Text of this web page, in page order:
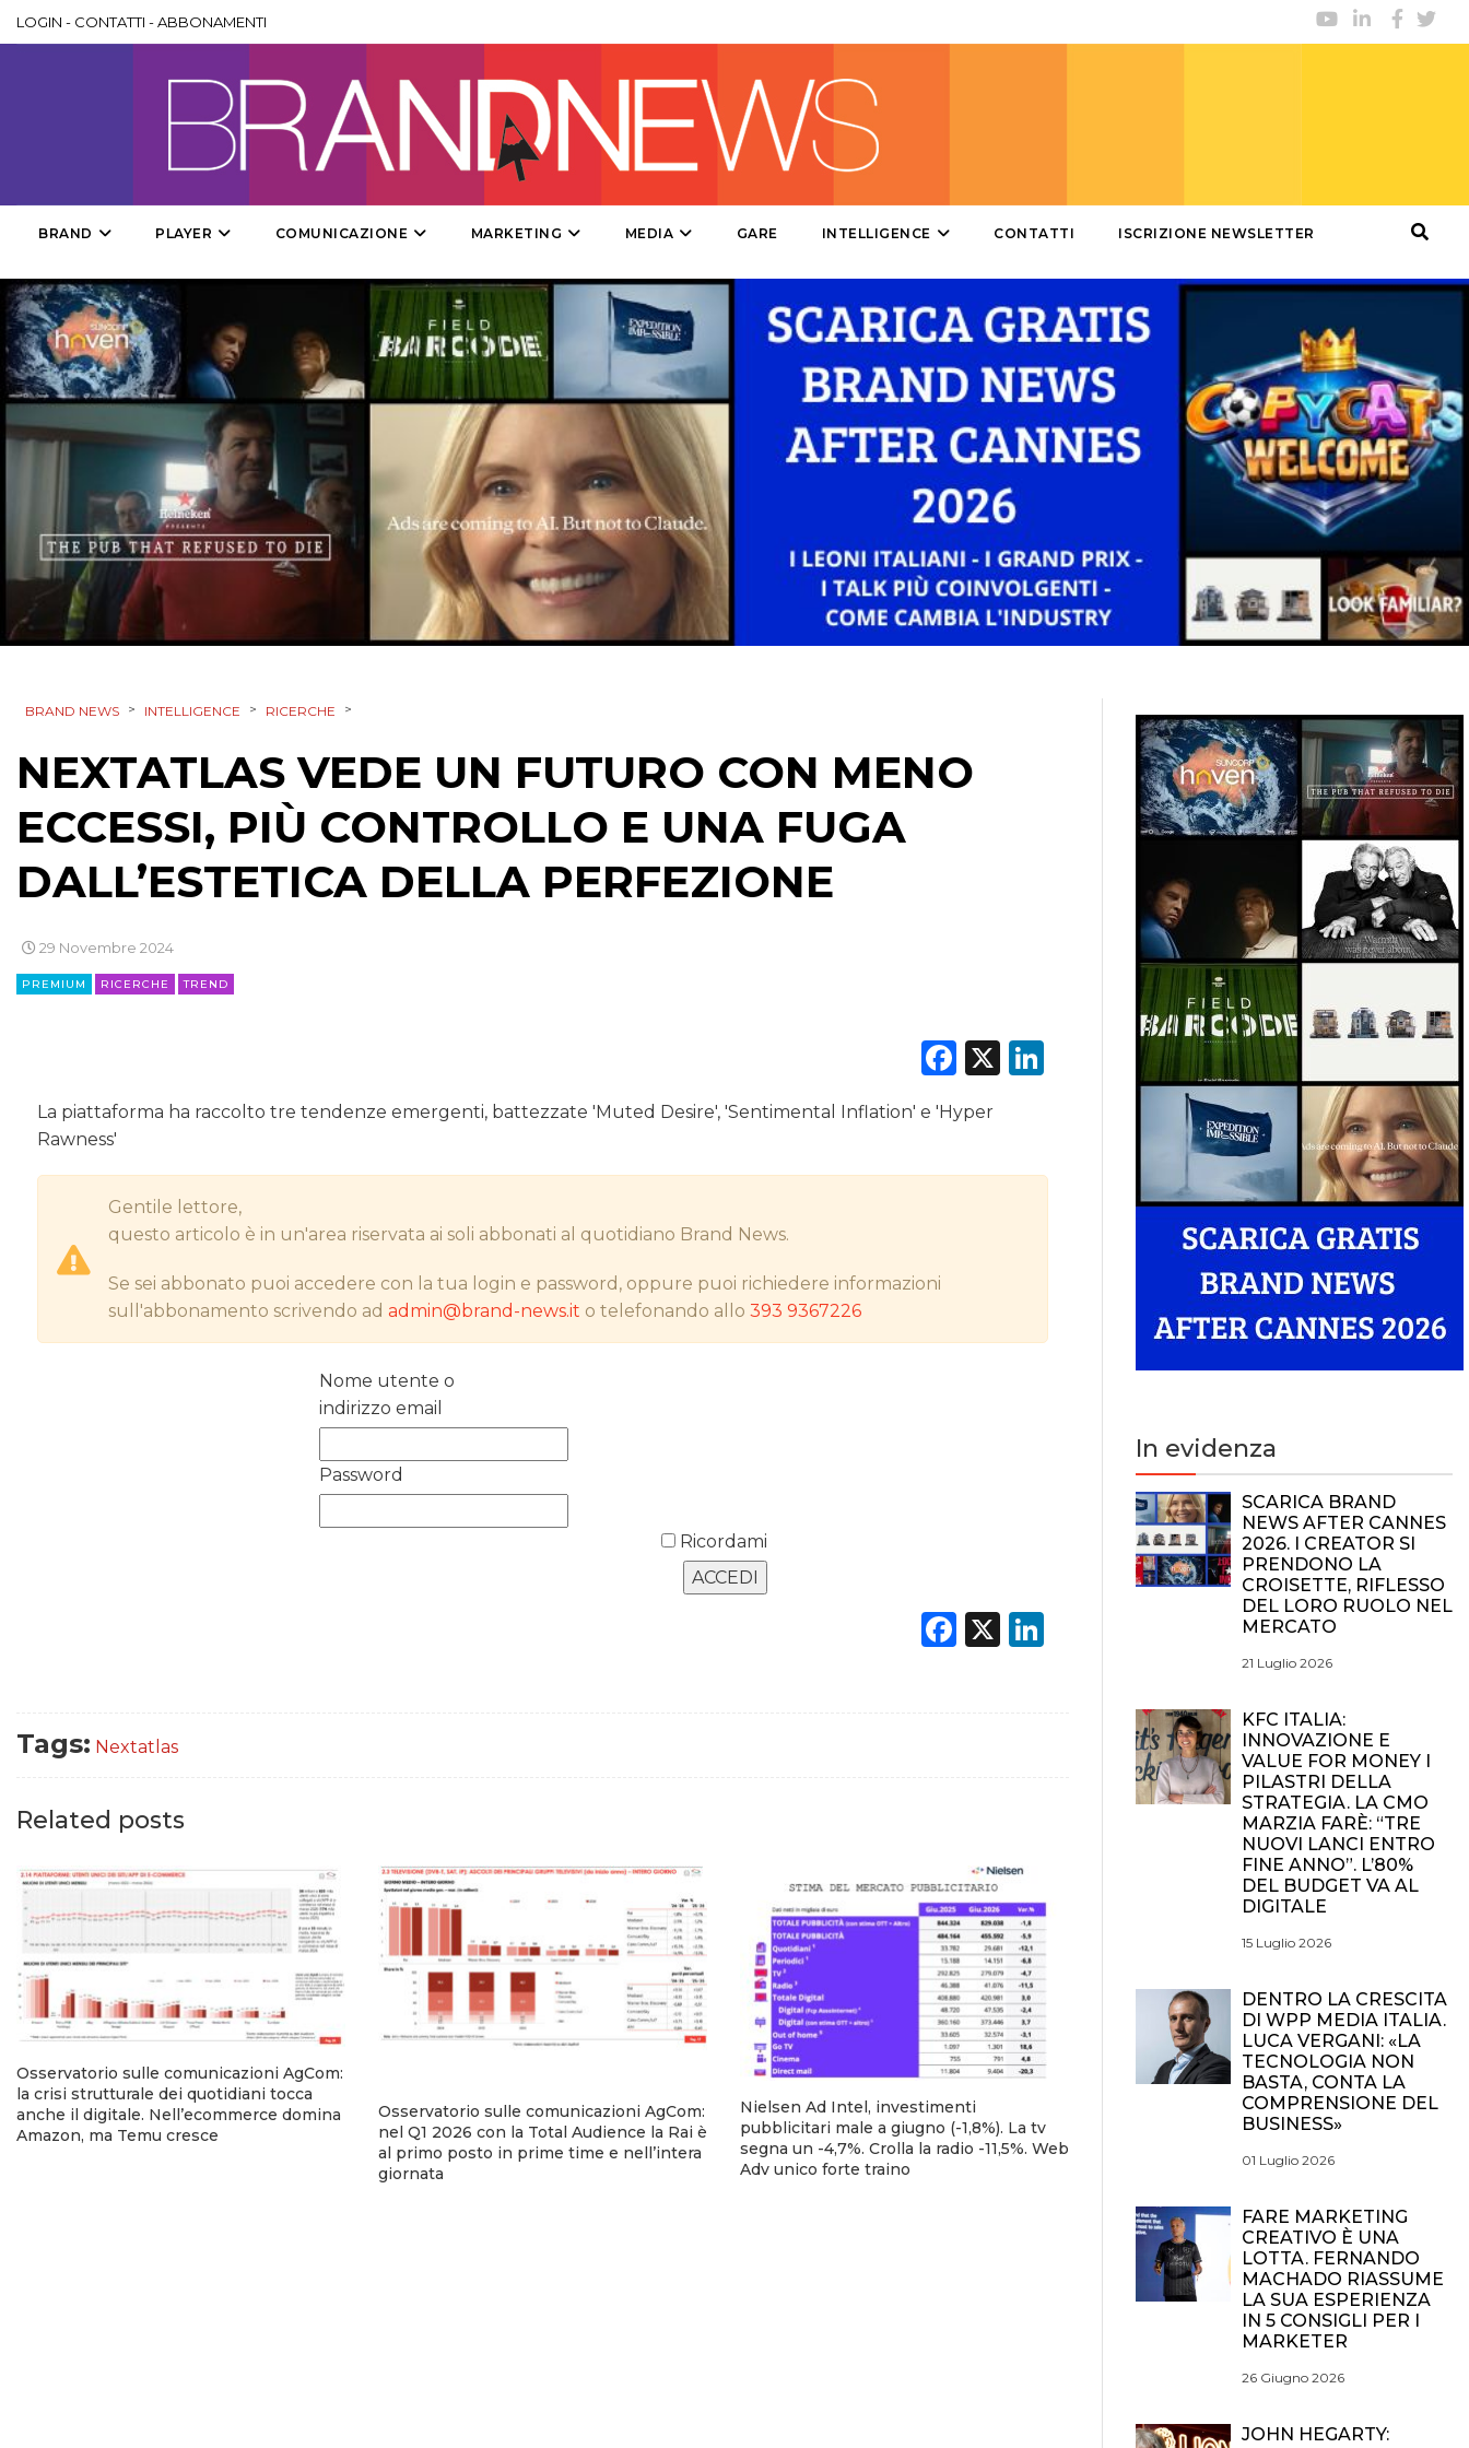
DESIGN
PUNTI VENDITA
CSR
STRATEGIE
CINEMA
NORMATIVE
TREND
LOGIN - CONTATTI -ABBONAMENTI
BRAND PLAYER COMUNICAZIONE MARKETING MEDIA GARE INTELLIGENCE CONTATTI ISCRIZIONE NEWSLETTER
BRAND NEWS > INTELLIGENCE > RICERCHE >
NEXTATLAS VEDE UN FUTURO CON MENO
ECCESSI, PIÙ CONTROLLO E UNA FUGA
DALL’ESTETICA DELLA PERFEZIONE
29 Novembre 2024
PREMIUM RICERCHE TREND
Facebook
X LinkedIn
La piattaforma ha raccolto tre tendenze emergenti, battezzate 'Muted Desire', 'Sentimental Inflation' e 'Hyper
Rawness'
Gentile lettore,
questo articolo è in un'area riservata ai soli abbonati al quotidiano Brand News.
Se sei abbonato puoi accedere con la tua login e password, oppure puoi richiedere informazioni
sull'abbonamento scrivendo adadmin@brand-news.it o telefonando allo393 9367226
Nome utente o
indirizzo email
Password
Ricordami
Facebook
X LinkedIn
Tags: Nextatlas
Related posts
Osservatorio sulle comunicazioni AgCom:
la crisi strutturale dei quotidiani tocca
anche il digitale. Nell’ecommerce domina
Amazon, ma Temu cresce
Osservatorio sulle comunicazioni AgCom:
nel Q1 2026 con la Total Audience la Rai è
al primo posto in prime time e nell’intera
giornata
Nielsen Ad Intel, investimenti
pubblicitari male a giugno (-1,8%). La tv
segna un -4,7%. Crolla la radio -11,5%. Web
Adv unico forte traino
In evidenza
SCARICA BRAND
NEWS AFTER CANNES
2026. I CREATOR SI
PRENDONO LA
CROISETTE, RIFLESSO
DEL LORO RUOLO NEL
MERCATO
21 Luglio 2026
KFC ITALIA:
INNOVAZIONE E
VALUE FOR MONEY I
PILASTRI DELLA
STRATEGIA. LA CMO
MARZIA FARÈ: “TRE
NUOVI LANCI ENTRO
FINE ANNO”. L’80%
DEL BUDGET VA AL
DIGITALE
15 Luglio 2026
DENTRO LA CRESCITA
DI WPP MEDIA ITALIA.
LUCA VERGANI: «LA
TECNOLOGIA NON
BASTA, CONTA LA
COMPRENSIONE DEL
BUSINESS»
01 Luglio 2026
FARE MARKETING
CREATIVO È UNA
LOTTA. FERNANDO
MACHADO RIASSUME
LA SUA ESPERIENZA
IN 5 CONSIGLI PER I
MARKETER
26 Giugno 2026
JOHN HEGARTY: